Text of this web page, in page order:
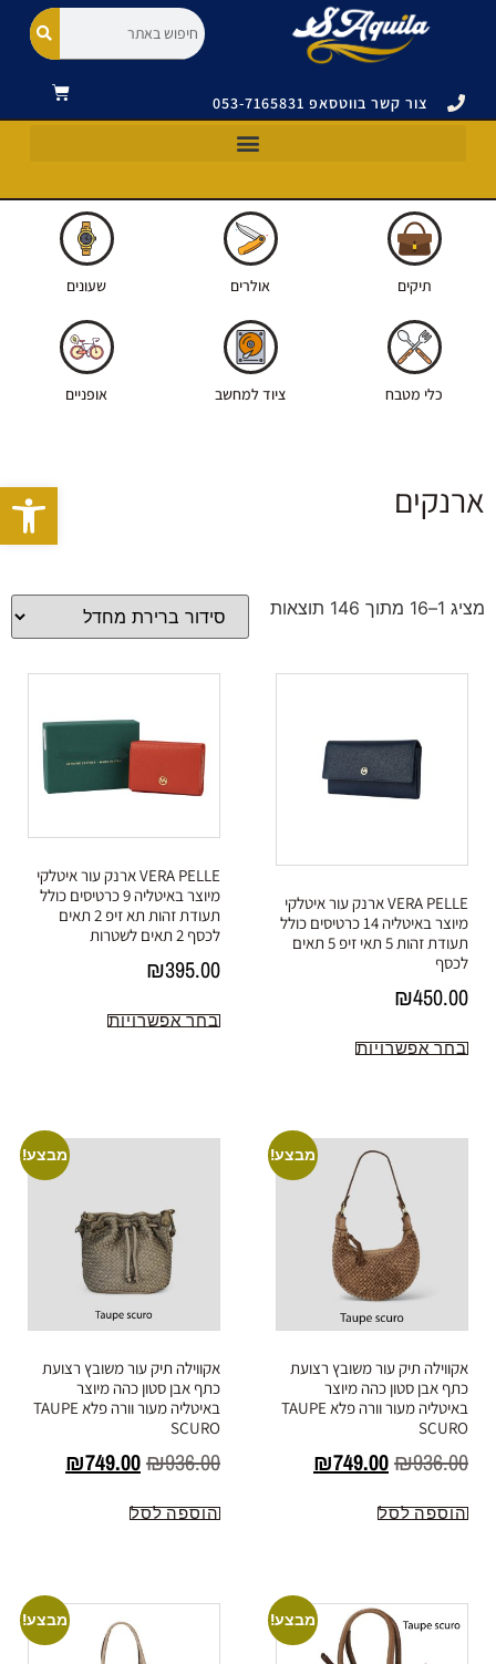
פתח
צור קשר בווטסאפ 053-7165831
תיקים אולרים שעונים
כלי מטבח ציוד למחשב אופניים
ארנקים
מציג 1–16 מתוך 146 תוצאות
VERA PELLE ארנק עור איטלקי
מיוצר באיטליה 14 כרטיסים כולל
תעודת זהות 5 תאי זיפ 5 תאים
לכסף
₪450.00
בחר אפשרויות
VERA PELLE ארנק עור איטלקי
מיוצר באיטליה 9 כרטיסים כולל
תעודת זהות תא זיפ 2 תאים
לכסף 2 תאים לשטרות
₪395.00
בחר אפשרויות
מבצע!
אקווילה תיק עור משובץ רצועת
כתף אבן סטון כהה מיוצר
באיטליה מעור וורה פלא TAUPE
SCURO
₪936.00
₪749.00
הוספה לסל
מבצע!
אקווילה תיק עור משובץ רצועת
כתף אבן סטון כהה מיוצר
באיטליה מעור וורה פלא TAUPE
SCURO
₪936.00
₪749.00
הוספה לסל
מבצע! מבצע!